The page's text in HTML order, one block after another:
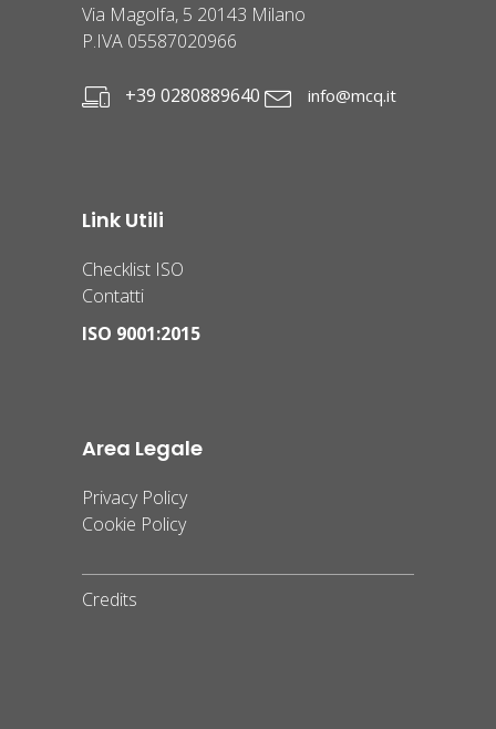
Via Magolfa, 5 20143 Milano
P.IVA 05587020966
+39 0280889640 info@mcq.it
Link Utili
Checklist ISO
Contatti
ISO 9001:2015
Area Legale
Privacy Policy
Cookie Policy
Credits